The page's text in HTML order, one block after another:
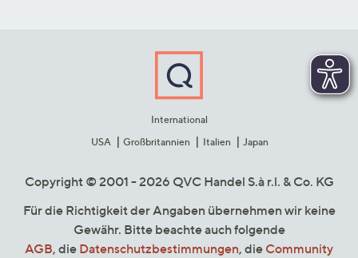
International
USA
Großbritannien Italien Japan
Copyright © 2001 - 2026 QVC Handel S.à r.l. & Co. KG
Für die Richtigkeit der Angaben übernehmen wir keine
Gewähr. Bitte beachte auch folgende
AGB, die Datenschutzbestimmungen, die Community